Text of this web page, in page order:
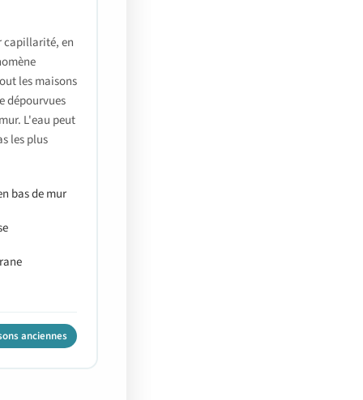
capillarité, en
les maisons
dépourvues
L'eau peut
les plus
bas de mur
anciennes